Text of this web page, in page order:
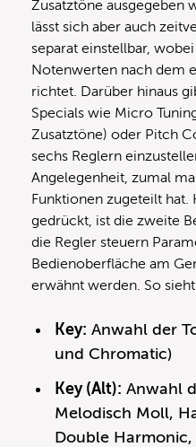
Zusatztöne ausgegeben
lässt sich aber auch
separat einstellbar,
Notenwerten nach dem
richtet. Darüber hinaus
Specials wie Micro
Zusatztöne) oder Pitch
sechs Reglern
Angelegenheit, zumal
Funktionen zugeteilt hat.
gedrückt, ist die zweite
die Regler steuern
Bedienoberfläche am
erwähnt werden. So sieht
Key: Anwahl der
und Chromatic)
Key (Alt): Anwahl
Melodisch Moll,
Double